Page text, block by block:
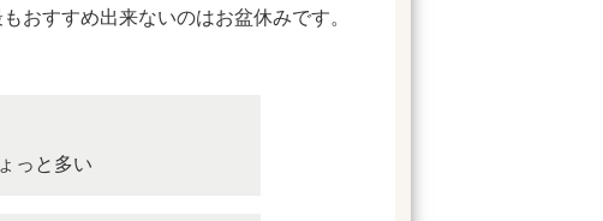
おすすめ出来ないのはお盆休みです。
っと多い